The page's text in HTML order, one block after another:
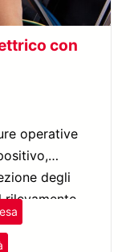
con
operative
degli
rilevamento